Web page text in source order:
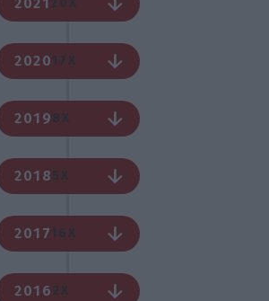
202017X
20198X
20185X
201716X
20162X